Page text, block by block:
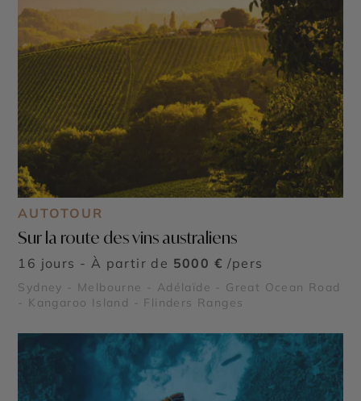
AUTOTOUR
Sur la route des vins australiens
16 jours - À partir de 5000 € /pers
Sydney - Melbourne - Adélaïde - Great Ocean Road
- Kangaroo Island - Flinders Ranges